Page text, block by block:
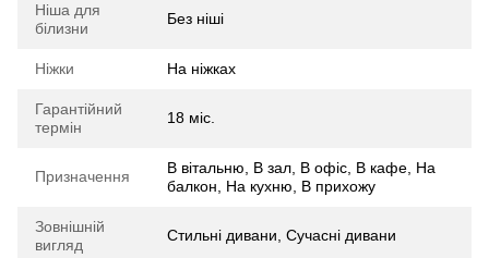
Ніша для
білизни
Без ніші
Ніжки На ніжках
Гарантійний
термін
18 міс.
Призначення
В вітальню, В зал, В офіс, В кафе, На
балкон, На кухню, В прихожу
Зовнішній
вигляд
Стильні дивани, Сучасні дивани